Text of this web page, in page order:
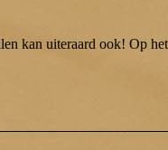
kan uiteraard ook! Op